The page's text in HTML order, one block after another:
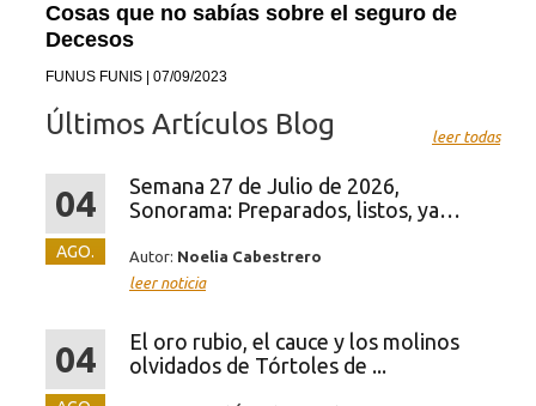
Cosas que no sabías sobre el seguro de
Decesos
FUNUS FUNIS | 07/09/2023
Últimos Artículos Blog leer todas
04
AGO.
Semana 27 de Julio de 2026,
Sonorama: Preparados, listos, ya…
Autor: Noelia Cabestrero
leer noticia
04
El oro rubio, el cauce y los molinos
olvidados de Tórtoles de ...